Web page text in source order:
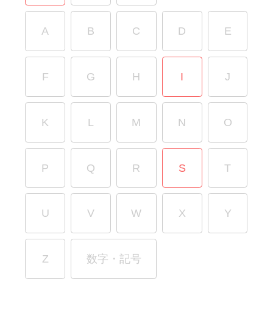
A B C D E
F G H I J
K L M N O
P Q R S T
U V W X Y
Z 数字・記号